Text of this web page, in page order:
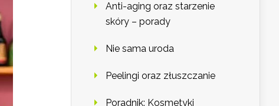
Anti-aging oraz starzenie
skóry – porady
Nie sama uroda
Peelingi oraz złuszczanie
Poradnik: Kosmetyki